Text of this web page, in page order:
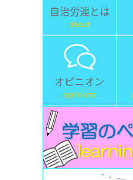
自治労連とは
about
オピニオン
opinions